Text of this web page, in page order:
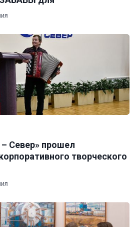
Север» прошел
творческого